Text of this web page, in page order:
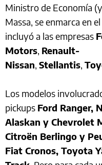
Ministro de Economía
Massa, se enmarca en
incluyó a las empresas
Motors, Renault-
Nissan, Stellantis,
Los modelos
pickups Ford Ranger,
Alaskan y Chevrolet
Citroën Berlingo y
Fiat Cronos, Toyota